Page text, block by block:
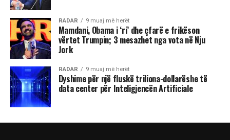
RADAR 9 muaj më herët
Mamdani, Obama i ‘ri’ dhe çfarë e frikëson
vërtet Trumpin; 3 mesazhet nga vota në Nju
Jork
RADAR 9 muaj më herët
Dyshime për një fluskë triliona-dollarëshe të
data center për Inteligjencën Artificiale